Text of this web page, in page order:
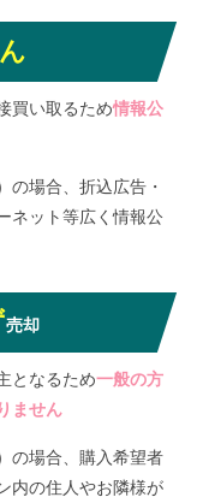
買い取るため情報公
の場合、折込広告・
ネット等広く情報公
売却
となるため一般の方
ません
の場合、購入希望者
内の住人やお隣様が